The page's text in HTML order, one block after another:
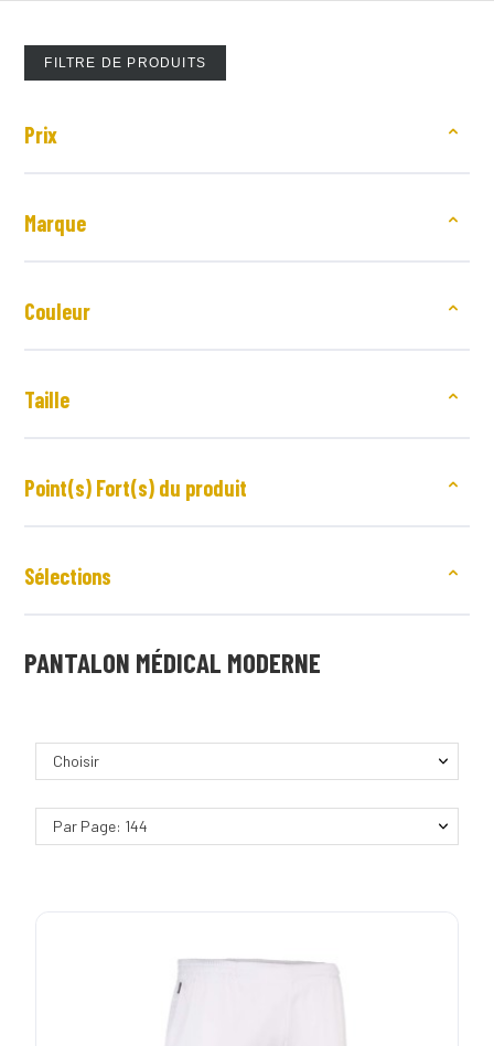
FILTRE DE PRODUITS
Prix
Marque
Couleur
Taille
Point(s) Fort(s) du produit
Sélections
PANTALON MÉDICAL MODERNE
Choisir
Par Page: 144